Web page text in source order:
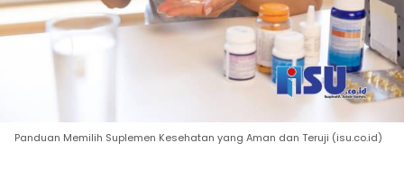
Panduan Memilih Suplemen Kesehatan yang Aman dan Teruji (isu.co.id)